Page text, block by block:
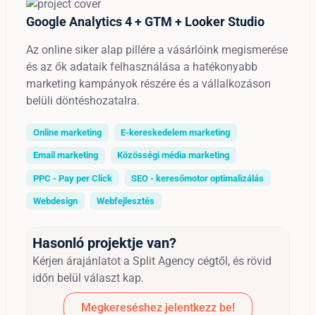
Google Analytics 4 + GTM + Looker Studio
Az online siker alap pillére a vásárlóink megismerése
és az ők adataik felhasználása a hatékonyabb
marketing kampányok részére és a vállalkozáson
belüli döntéshozatalra.
Online marketing E-kereskedelem marketing
Email marketing Közösségi média marketing
PPC - Pay per Click SEO - keresőmotor optimalizálás
Webdesign Webfejlesztés
Hasonló projektje van?
Kérjen árajánlatot a Split Agency cégtől, és rövid
időn belül választ kap.
Megkereséshez jelentkezz be!